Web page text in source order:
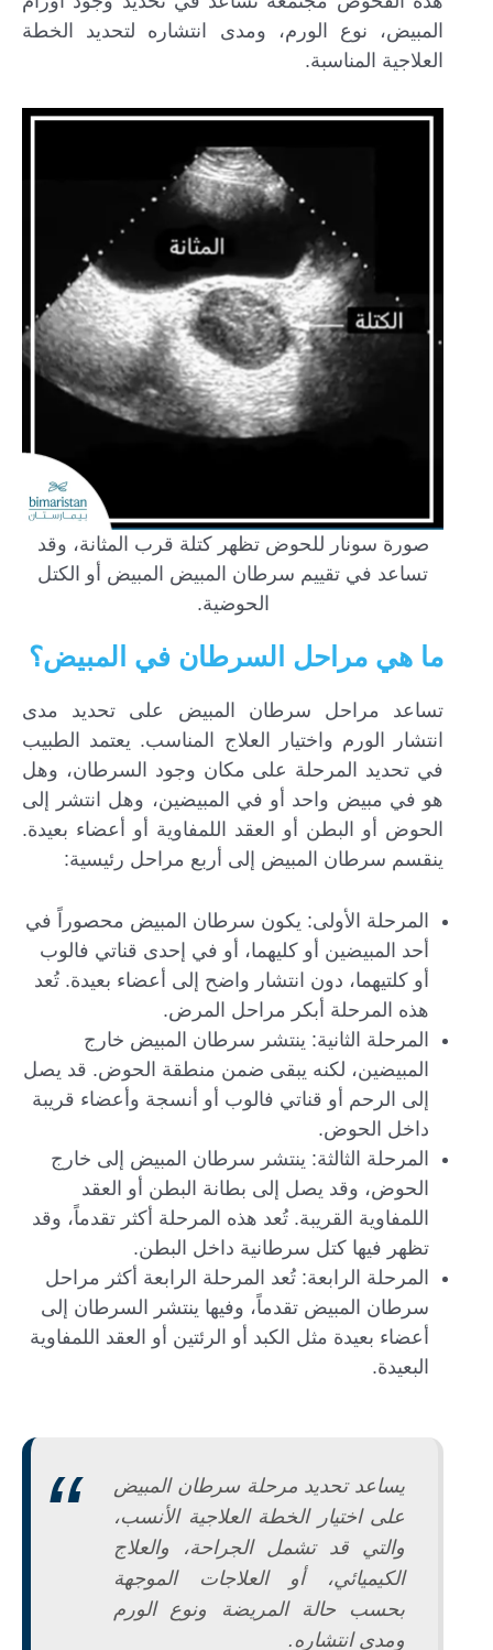
المبيض، نوع الورم، ومدى انتشاره لتحديد الخطة
العلاجية المناسبة.
صورة سونار للحوض تظهر كتلة قرب المثانة، وقد
تساعد في تقييم سرطان المبيض المبيض أو الكتل
الحوضية.
ما هي مراحل السرطان في المبيض؟
تساعد مراحل سرطان المبيض على تحديد مدى
انتشار الورم واختيار العلاج المناسب. يعتمد الطبيب
في تحديد المرحلة على مكان وجود السرطان، وهل
هو في مبيض واحد أو في المبيضين، وهل انتشر إلى
الحوض أو البطن أو العقد اللمفاوية أو أعضاء بعيدة.
ينقسم سرطان المبيض إلى أربع مراحل رئيسية:
المرحلة الأولى: يكون سرطان المبيض محصوراً في
أحد المبيضين أو كليهما، أو في إحدى قناتي فالوب
أو كلتيهما، دون انتشار واضح إلى أعضاء بعيدة. تُعد
هذه المرحلة أبكر مراحل المرض.
المرحلة الثانية: ينتشر سرطان المبيض خارج
المبيضين، لكنه يبقى ضمن منطقة الحوض. قد يصل
إلى الرحم أو قناتي فالوب أو أنسجة وأعضاء قريبة
داخل الحوض.
المرحلة الثالثة: ينتشر سرطان المبيض إلى خارج
الحوض، وقد يصل إلى بطانة البطن أو العقد
اللمفاوية القريبة. تُعد هذه المرحلة أكثر تقدماً، وقد
تظهر فيها كتل سرطانية داخل البطن.
المرحلة الرابعة: تُعد المرحلة الرابعة أكثر مراحل
سرطان المبيض تقدماً، وفيها ينتشر السرطان إلى
أعضاء بعيدة مثل الكبد أو الرئتين أو العقد اللمفاوية
البعيدة.
يساعد تحديد مرحلة سرطان المبيض
على اختيار الخطة العلاجية الأنسب،
والتي قد تشمل الجراحة، والعلاج
الكيميائي، أو العلاجات الموجهة
بحسب حالة المريضة ونوع الورم
ومدى انتشاره.